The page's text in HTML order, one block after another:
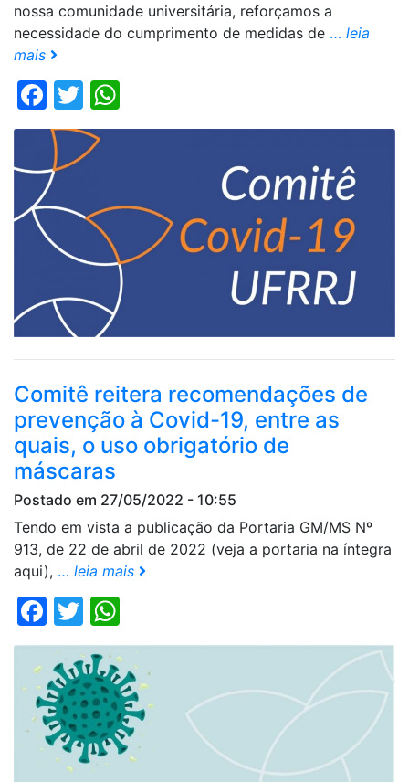
nossa comunidade universitária, reforçamos a
necessidade do cumprimento de medidas de … leia
mais
Facebook
Twitter
Comitê reitera recomendações de
prevenção à Covid-19, entre as
quais, o uso obrigatório de
máscaras
Postado em 27/05/2022 - 10:55
Tendo em vista a publicação da Portaria GM/MS Nº
913, de 22 de abril de 2022 (veja a portaria na íntegra
aqui), … leia mais
Facebook
Twitter